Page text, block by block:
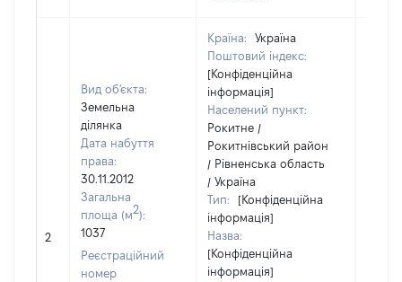
2
Вид об'єкта:
Земельна
ділянка
Дата набуття
права:
30.11.2012
Загальна
площа (м2):
1037
Реєстраційний
номер
Країна:
Україна
Поштовий індекс:
[Конфіденційна
інформація]
Населений пункт:
Рокитне /
Рокитнівський район
/ Рівненська область
/ Україна
Тип:
[Конфіденційна
інформація]
Назва:
[Конфіденційна
інформація]